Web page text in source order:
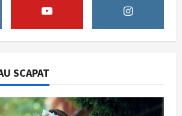
Obiceiul simplu pe care medicii îl
SCAPAT